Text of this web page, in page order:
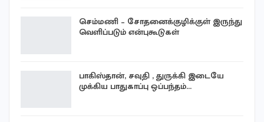
செம்மணி – சோதனைக்குழிக்குள் இருந்து
வெளிப்படும் என்புகூடுகள்
பாகிஸ்தான், சவுதி , துருக்கி இடையே
முக்கிய பாதுகாப்பு ஒப்பந்தம்…